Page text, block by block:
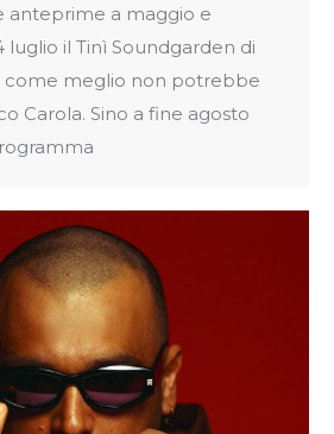
anteprime a maggio e
luglio il Tinì Soundgarden di
come meglio non potrebbe
Carola. Sino a fine agosto